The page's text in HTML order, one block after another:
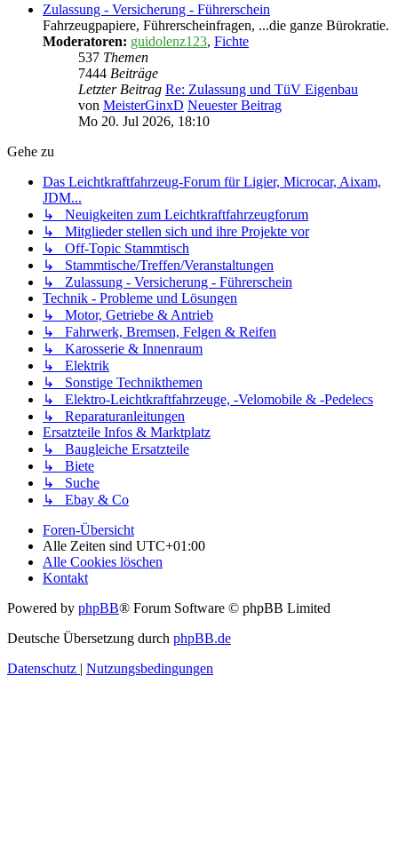
Zulassung - Versicherung - Führerschein
Fahrzeugpapiere, Führerscheinfragen, ...die ganze Bürokratie.
Moderatoren: guidolenz123, Fichte
537 Themen
7444 Beiträge
Letzter Beitrag Re: Zulassung und TüV Eigenbau
von MeisterGinxD Neuester Beitrag
Mo 20. Jul 2026, 18:10
Gehe zu
Das Leichtkraftfahrzeug-Forum für Ligier, Microcar, Aixam,
JDM...
↳ Neuigkeiten zum Leichtkraftfahrzeugforum
↳ Mitglieder stellen sich und ihre Projekte vor
↳ Off-Topic Stammtisch
↳ Stammtische/Treffen/Veranstaltungen
↳ Zulassung - Versicherung - Führerschein
Technik - Probleme und Lösungen
↳ Motor, Getriebe & Antrieb
↳ Fahrwerk, Bremsen, Felgen & Reifen
↳ Karosserie & Innenraum
↳ Elektrik
↳ Sonstige Technikthemen
↳ Elektro-Leichtkraftfahrzeuge, -Velomobile & -Pedelecs
↳ Reparaturanleitungen
Ersatzteile Infos & Marktplatz
↳ Baugleiche Ersatzteile
↳ Biete
↳ Suche
↳ Ebay & Co
Foren-Übersicht
Alle Zeiten sind UTC+01:00
Alle Cookies löschen
Kontakt
Powered by phpBB® Forum Software © phpBB Limited
Deutsche Übersetzung durch phpBB.de
Datenschutz | Nutzungsbedingungen